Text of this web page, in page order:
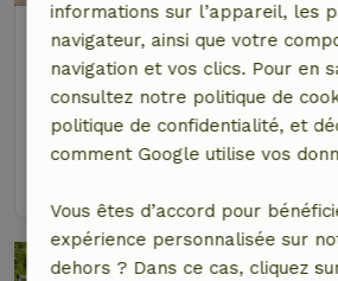
Maison nature à
Vieregge
Mecklembourg-Poméranie,
4 personnes2 Chambres à
informations sur l’appareil, les
navigateur, ainsi que votre
navigation et vos clics. Pour en
consultez notre politique de
politique de confidentialité, et
comment Google utilise vos
Vous êtes d’accord pour
expérience personnalisée sur
dehors ? Dans ce cas, cliquez